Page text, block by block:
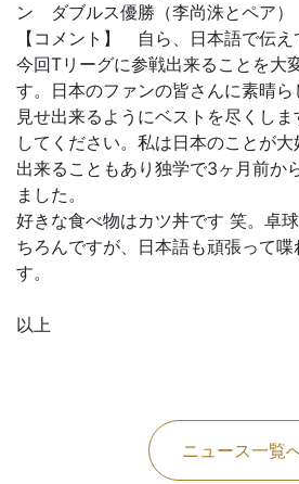
ン ダブルス優勝（李尚洙とペア）
【コメント】 自ら、日本語で伝え
今回Tリーグに参戦出来ることを大
す。日本のファンの皆さんに素晴
見せ出来るようにベストを尽くし
してください。私は日本のことが
出来ることもあり独学で3ヶ月前か
ました。
好きな食べ物はカツ丼です 笑。卓
ちろんですが、日本語も頑張って喋
す。
以上
ニュース一覧